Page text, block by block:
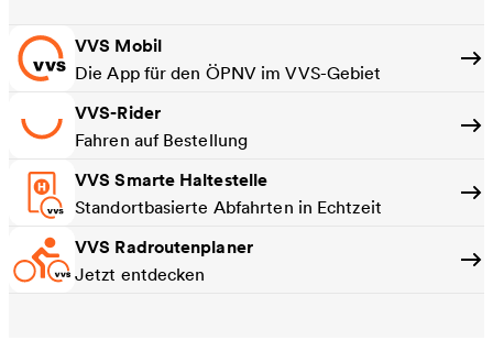
VVS Mobil
Die App für den ÖPNV im VVS-Gebiet
VVS-Rider
Fahren auf Bestellung
VVS Smarte Haltestelle
Standortbasierte Abfahrten in Echtzeit
VVS Radroutenplaner
Jetzt entdecken